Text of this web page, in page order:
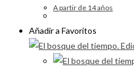
A partir de 14 años
Añadir a Favoritos